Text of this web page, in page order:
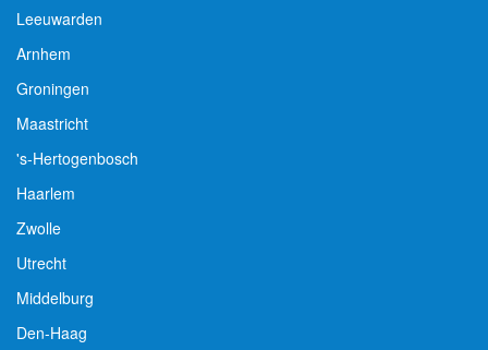
Leeuwarden
Arnhem
Groningen
Maastricht
's-Hertogenbosch
Haarlem
Zwolle
Utrecht
Middelburg
Den-Haag